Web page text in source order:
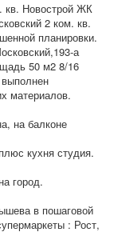
кв. Новострой ЖК
2 ком. кв.
планировки.
а
50 м2 8/16
материалов.
на балконе
кухня студия.
город.
в пошаговой
: Рост,